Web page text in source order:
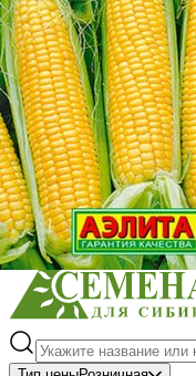
Газонные травы,
Горшки,
Посадочный
Садовый
Консервирование
Средства защиты,
Обустройство сада,